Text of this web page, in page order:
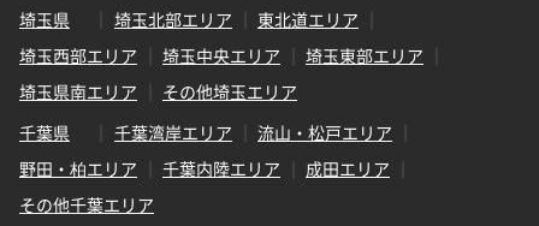
埼玉県
埼玉北部エリア
東北道エリア
埼玉西部エリア
埼玉中央エリア
埼玉東部エリア
埼玉県南エリア
その他埼玉エリア
千葉県
千葉湾岸エリア
流山・松戸エリア
野田・柏エリア
千葉内陸エリア
成田エリア
その他千葉エリア